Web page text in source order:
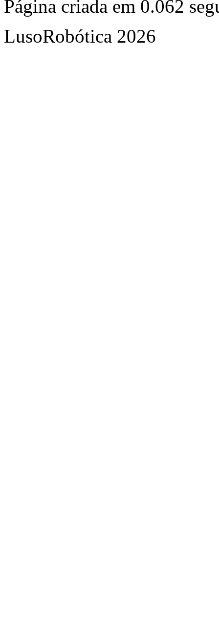
Página criada em 0.062
LusoRobótica 2026